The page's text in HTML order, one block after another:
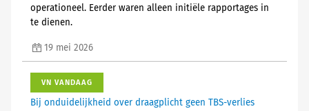
operationeel. Eerder waren alleen initiële rapportages in
te dienen.
19 mei 2026
VN VANDAAG
Bij onduidelijkheid over draagplicht geen TBS-verlies